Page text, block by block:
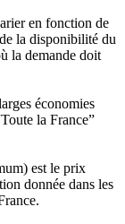
en fonction de
la disponibilité du
la demande doit
économies
la France”
est le prix
donnée dans les